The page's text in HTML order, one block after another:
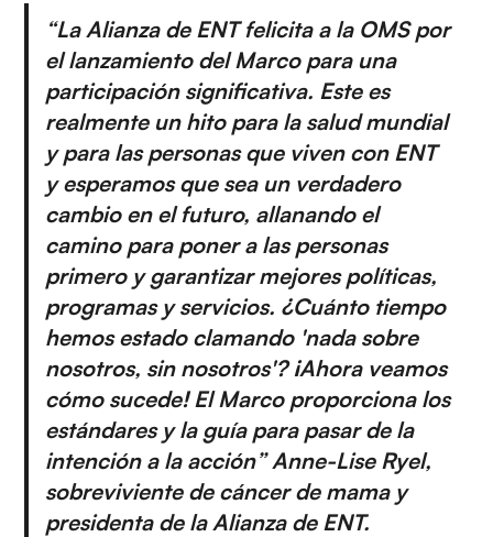
“La Alianza de ENT felicita a la OMS por
el lanzamiento del Marco para una
participación significativa. Este es
realmente un hito para la salud mundial
y para las personas que viven con ENT
y esperamos que sea un verdadero
cambio en el futuro, allanando el
camino para poner a las personas
primero y garantizar mejores políticas,
programas y servicios. ¿Cuánto tiempo
hemos estado clamando 'nada sobre
nosotros, sin nosotros'? ¡Ahora veamos
cómo sucede! El Marco proporciona los
estándares y la guía para pasar de la
intención a la acción” Anne-Lise Ryel,
sobreviviente de cáncer de mama y
presidenta de la Alianza de ENT.